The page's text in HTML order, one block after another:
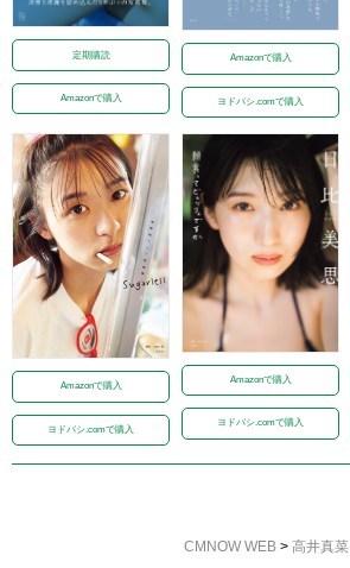
定期購読
Amazonで購入
Amazonで購入
ヨドバシ.comで購入
Amazonで購入
ヨドバシ.comで購入
Amazonで購入
ヨドバシ.comで購入
CMNOW WEB> 高井真菜